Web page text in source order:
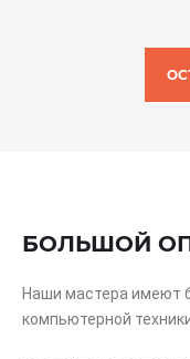
БОЛЬШОЙ
Наши мастера имеют
компьютерной